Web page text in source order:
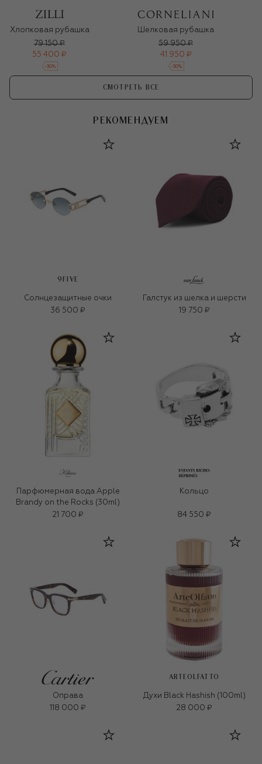
Хлопковая рубашка
79 150 ₽
55 400 ₽
-30%
Шелковая рубашка
59 950 ₽
41 950 ₽
-30%
СМОТРЕТЬ ВСЕ
РЕКОМЕНДУЕМ
9FIVE
Солнцезащитные очки
36 500 ₽
Галстук из шелка и шерсти
19 750 ₽
Парфюмерная вода Apple
Brandy on the Rocks (30ml)
21 700 ₽
Кольцо
84 550 ₽
Оправа
118 000 ₽
ARTEOLFATTO
Духи Black Hashish (100ml)
28 000 ₽